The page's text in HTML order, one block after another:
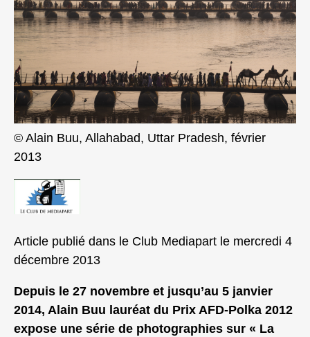
© Alain Buu, Allahabad, Uttar Pradesh, février
2013
Article publié dans le Club Mediapart le mercredi 4
décembre 2013
Depuis le 27 novembre et jusqu’au 5 janvier
2014, Alain Buu lauréat du Prix AFD-Polka 2012
expose une série de photographies sur « La